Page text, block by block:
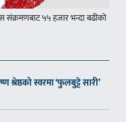
संक्रमणबाट ५५ हजार भन्दा बढीको
श्रेष्ठको स्वरमा ‘फुलबुट्टे सारी’